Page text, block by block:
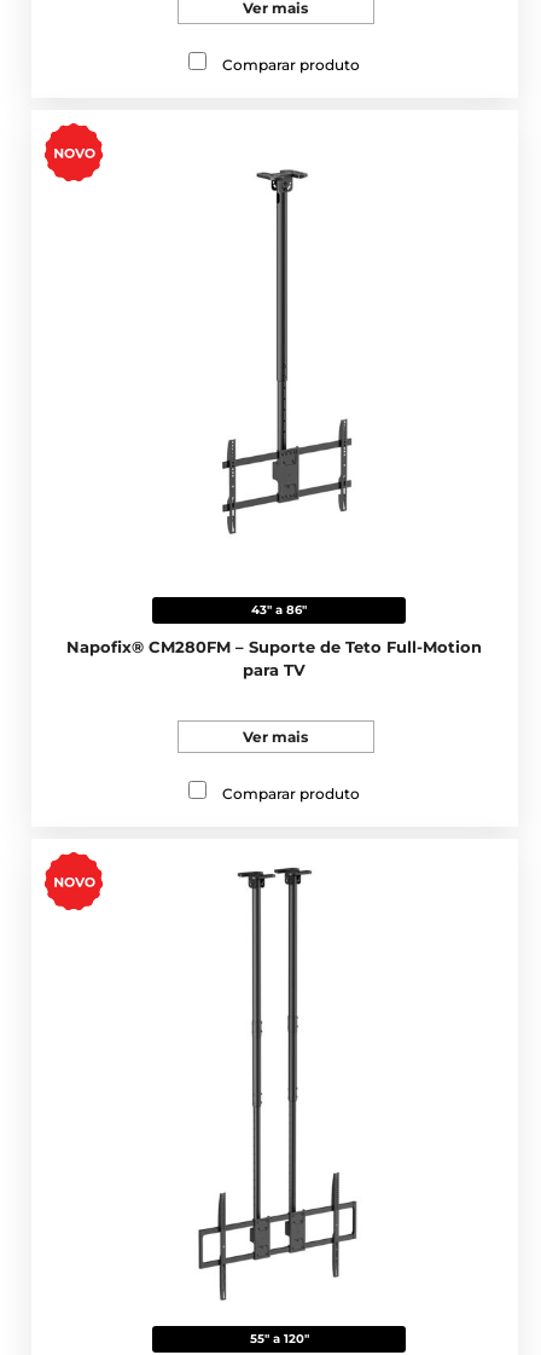
Ver mais
Comparar produto
43" a 86"
Napofix® CM280FM – Suporte de Teto Full-Motion
para TV
Ver mais
Comparar produto
55" a 120"